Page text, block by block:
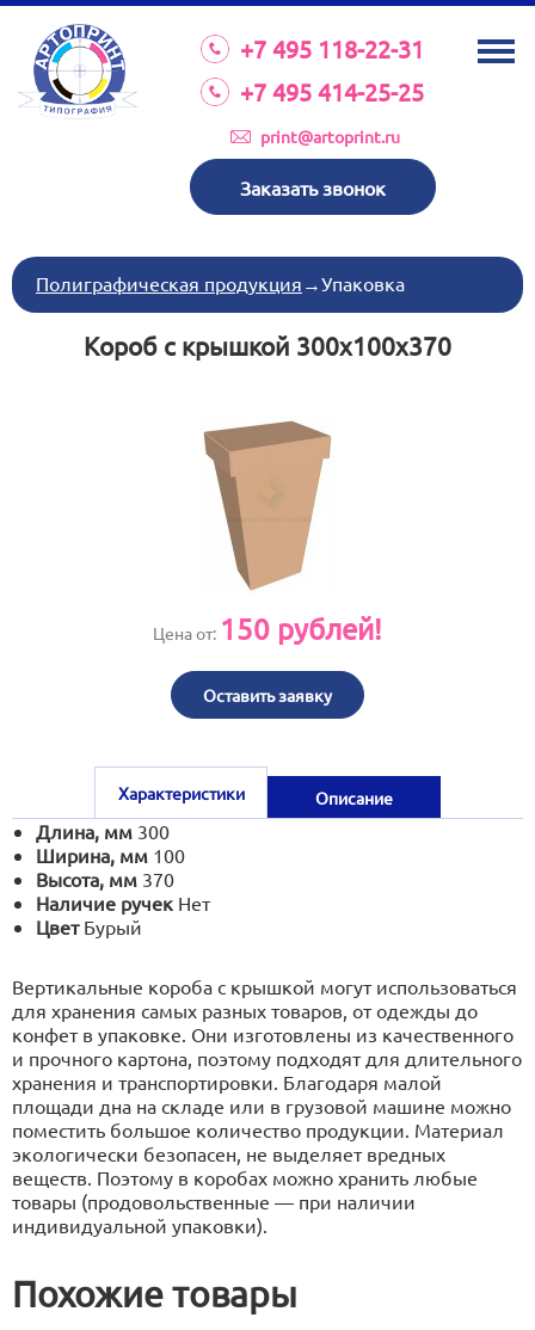
+7 495 118-22-31
+7 495 414-25-25
print@artoprint.ru
Заказать звонок
О КОМПАНИИ
УСЛУГИ
КАТАЛОГ
ТРЕБОВАНИЯ К МАКЕТАМ
НОВОСТИ
ИНВЕСТИЦИИ
КОНТАКТЫ
пн-пт 8:30 17:00
Полиграфическая продукция →Упаковка
Короб с крышкой 300x100x370
Цена от: 150 рублей!
Оставить заявку
Характеристики Описание
Длина, мм 300
Ширина, мм 100
Высота, мм 370
Наличие ручек Нет
Цвет Бурый
Вертикальные короба с крышкой могут использоваться
для хранения самых разных товаров, от одежды до
конфет в упаковке. Они изготовлены из качественного
и прочного картона, поэтому подходят для длительного
хранения и транспортировки. Благодаря малой
площади дна на складе или в грузовой машине можно
поместить большое количество продукции. Материал
экологически безопасен, не выделяет вредных
веществ. Поэтому в коробах можно хранить любые
товары (продовольственные — при наличии
индивидуальной упаковки).
Похожие товары